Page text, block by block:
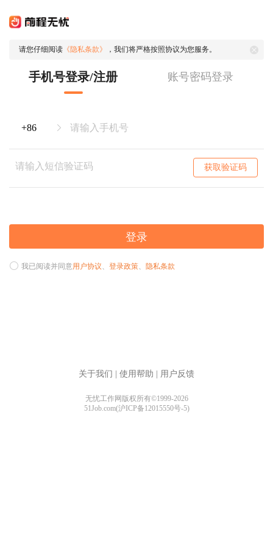
请您仔细阅读 《隐私条款》 ，我们将严格按照协议为您服务。
手机号登录/注册 账号密码登录
获取验证码
登录
我已阅读并同意用户协议、 登录政策、 隐私条款
关于我们 使用帮助 用户反馈
无忧工作网版权所有©1999-2026
51Job.com(沪ICP备12015550号-5)